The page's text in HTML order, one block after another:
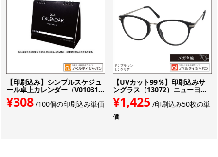
【印刷込み】シンプルスケジュ
ール卓上カレンダー（V01031...
¥308/100個の印刷込み単価
【UVカット99％】印刷込みサ
ングラス（13072）ニューヨ...
¥1,425/印刷込み50枚の単
価